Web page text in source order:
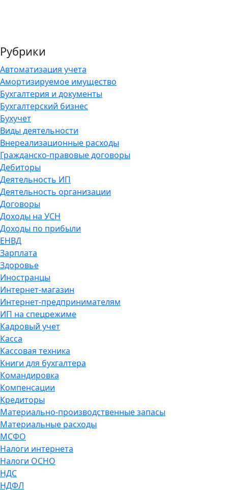
Рубрики
Автоматизация учета
Амортизируемое имущество
Бухгалтерия и документы
Бухгалтерский бизнес
Бухучет
Виды деятельности
Внереализационные расходы
Гражданско-правовые договоры
Дебиторы
Деятельность ИП
Деятельность организации
Договоры
Доходы на УСН
Доходы по прибыли
ЕНВД
Зарплата
Здоровье
Иностранцы
Интернет-магазин
Интернет-предпринимателям
ИП на спецрежиме
Кадровый учет
Касса
Кассовая техника
Книги для бухгалтера
Командировка
Компенсации
Кредиторы
Материально-производственные запасы
Материальные расходы
МСФО
Налоги интернета
Налоги ОСНО
НДС
НДФЛ